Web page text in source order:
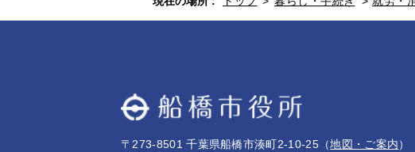
〒273-8501 千葉県船橋市湊町2-10-25 （地図・ご案内）